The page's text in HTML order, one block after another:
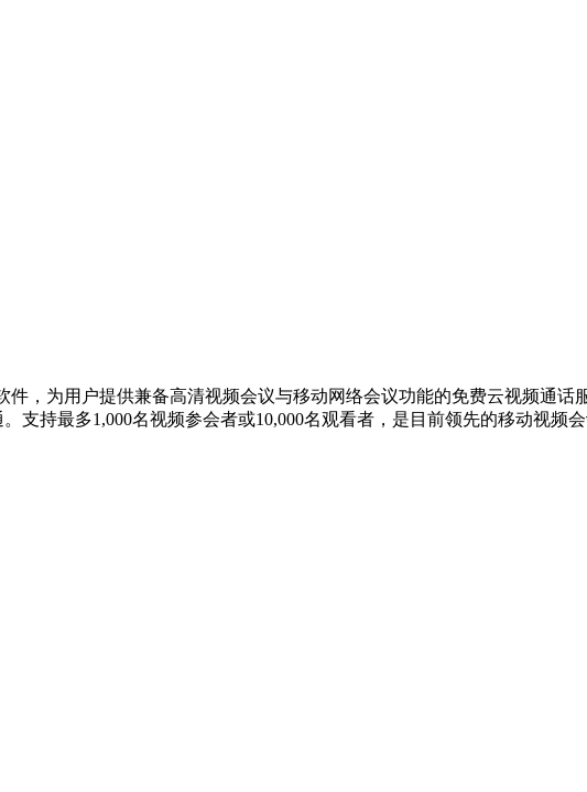
件，为用户提供兼备高清视频会议与移动网络会议功能的免费云视频通
支持最多1,000名视频参会者或10,000名观看者，是目前领先的移动视频